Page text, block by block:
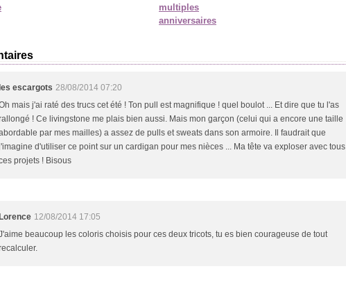
multiples
anniversaires
les escargots 28/08/2014 07:20
mais j'ai raté des trucs cet été ! Ton pull est magnifique ! quel boulot ... Et dire que tu l'as
! Ce livingstone me plais bien aussi. Mais mon garçon (celui qui a encore une taille
par mes mailles) a assez de pulls et sweats dans son armoire. Il faudrait que
d'utiliser ce point sur un cardigan pour mes nièces ... Ma tête va exploser avec tous
projets ! Bisous
Lorence 12/08/2014 17:05
beaucoup les coloris choisis pour ces deux tricots, tu es bien courageuse de tout